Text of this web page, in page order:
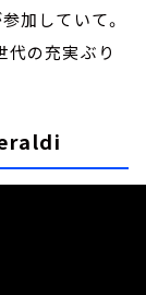
加していて。
代の充実ぶり